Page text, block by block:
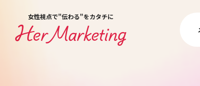
女性視点で"伝わる"をカタチに